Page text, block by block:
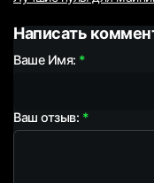
Написать
Ваше Имя:
Ваш отзыв: